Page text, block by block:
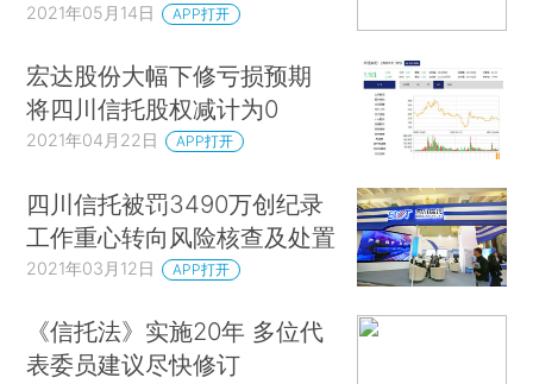
2021年05月14日 APP打开
宏达股份大幅下修亏损预期
将四川信托股权减计为0
2021年04月22日 APP打开
四川信托被罚3490万创纪录
工作重心转向风险核查及处置
2021年03月12日 APP打开
《信托法》实施20年 多位代
表委员建议尽快修订